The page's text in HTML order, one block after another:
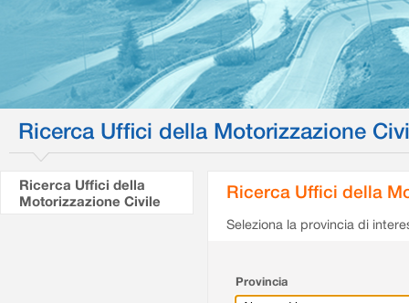
Ricerca Uffici della Motorizzazione
Ricerca Uffici della
Motorizzazione Civile
Ricerca Uffici della
Seleziona la provincia di
Provincia